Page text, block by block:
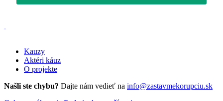
Kauzy
Aktéri káuz
O projekte
Našli ste chybu? Dajte nám vedieť na info@zastavmekorupciu.sk